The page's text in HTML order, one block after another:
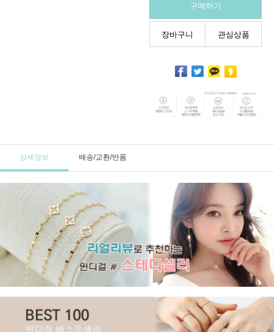
구매하기
장바구니 관심상품
상세정보 배송/교환/반품